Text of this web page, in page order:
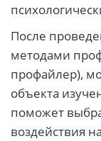
После
методами
профайлер),
объекта
поможет
воздействия